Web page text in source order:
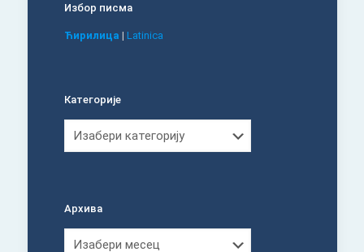
Избор писма
Ћирилица | Latinica
Категорије
Архива